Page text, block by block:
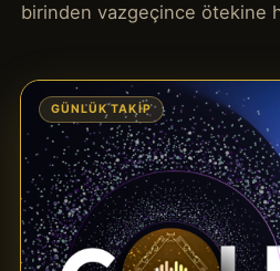
birinden vazgeçince ötekine
GÜNLÜK TAKIP